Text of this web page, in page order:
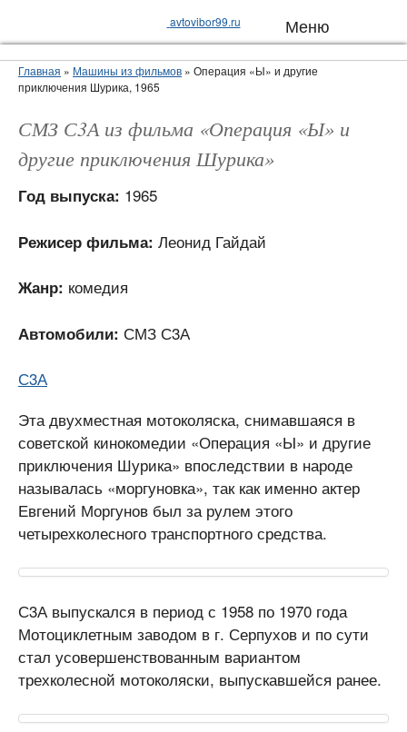
avtovibor99.ru Меню
Главная » Машины из фильмов » Операция «Ы» и другие
приключения Шурика, 1965
СМЗ С3А из фильма «Операция «Ы» и
другие приключения Шурика»
Год выпуска: 1965
Режисер фильма: Леонид Гайдай
Жанр: комедия
Автомобили: СМЗ С3А
С3А
Эта двухместная мотоколяска, снимавшаяся в
советской кинокомедии «Операция «Ы» и другие
приключения Шурика» впоследствии в народе
называлась «моргуновка», так как именно актер
Евгений Моргунов был за рулем этого
четырехколесного транспортного средства.
С3А выпускался в период с 1958 по 1970 года
Мотоциклетным заводом в г. Серпухов и по сути
стал усовершенствованным вариантом
трехколесной мотоколяски, выпускавшейся ранее.